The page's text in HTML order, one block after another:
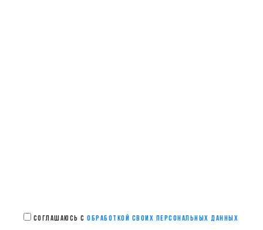
СОГЛАШАЮСЬ С ОБРАБОТКОЙ СВОИХ ПЕРСОНАЛЬНЫХ ДАННЫХ